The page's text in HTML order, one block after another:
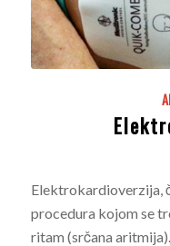
Elektrokardioverzija,
procedura kojom se
ritam (srčana